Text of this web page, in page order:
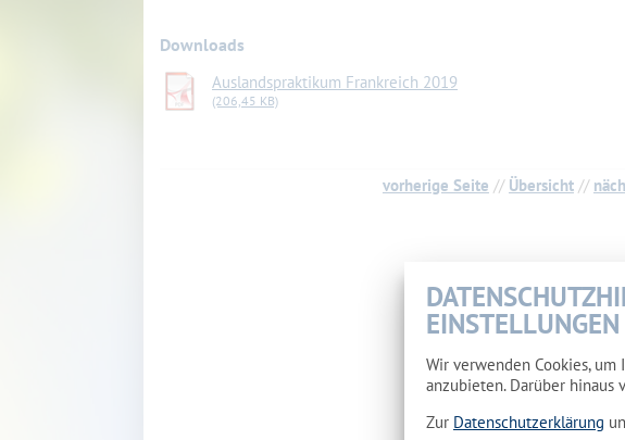
Downloads
Auslandspraktikum Frankreich 2019
(206,45 KB)
vorherige Seite // Übersicht//
EINSTELLUNGEN
Wir verwenden Cookies,
anzubieten. Darüber hinaus
Zur Datenschutzerklärung